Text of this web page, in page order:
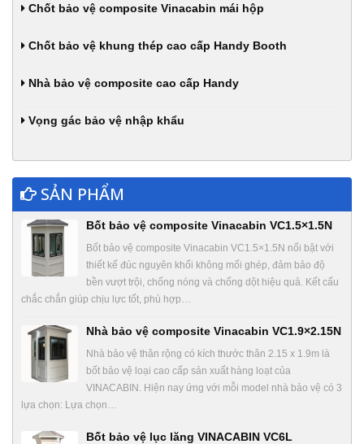
Chốt bảo vệ composite Vinacabin mái hộp
Chốt bảo vệ khung thép cao cấp Handy Booth
Nhà bảo vệ composite cao cấp Handy
Vọng gác bảo vệ nhập khẩu
SẢN PHẨM
Bốt bảo vệ composite Vinacabin VC1.5×1.5N
Bốt bảo vệ composite Vinacabin VC1.5×1.5N nổi bật với
thiết kế đúc nguyên khối không mối ghép, đảm bảo độ
bền vượt trội, chống nóng và chống dột hiệu quả. Kết cấu
chắc chắn giúp chịu lực tốt, phù hợp…
Nhà bảo vệ composite Vinacabin VC1.9×2.15N
Nhà bảo vệ thân rộng có kích thước thân 2.15 x 1.9m là
bốt bảo vệ loại cao cấp sản xuất hàng loạt của
VINACABIN. Hiện nay ứng với mỗi model nhà bảo vệ có 3
lựa chọn: Lựa chọn…
Bốt bảo vệ lục lăng VINACABIN VC6L